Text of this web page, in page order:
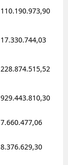
110.190.973,90
17.330.744,03
228.874.515,52
929.443.810,30
7.660.477,06
8.376.629,30